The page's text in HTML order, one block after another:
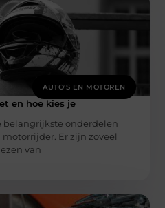
AUTO'S EN MOTOREN
en hoe kies je
belangrijkste onderdelen
Er zijn zoveel
van